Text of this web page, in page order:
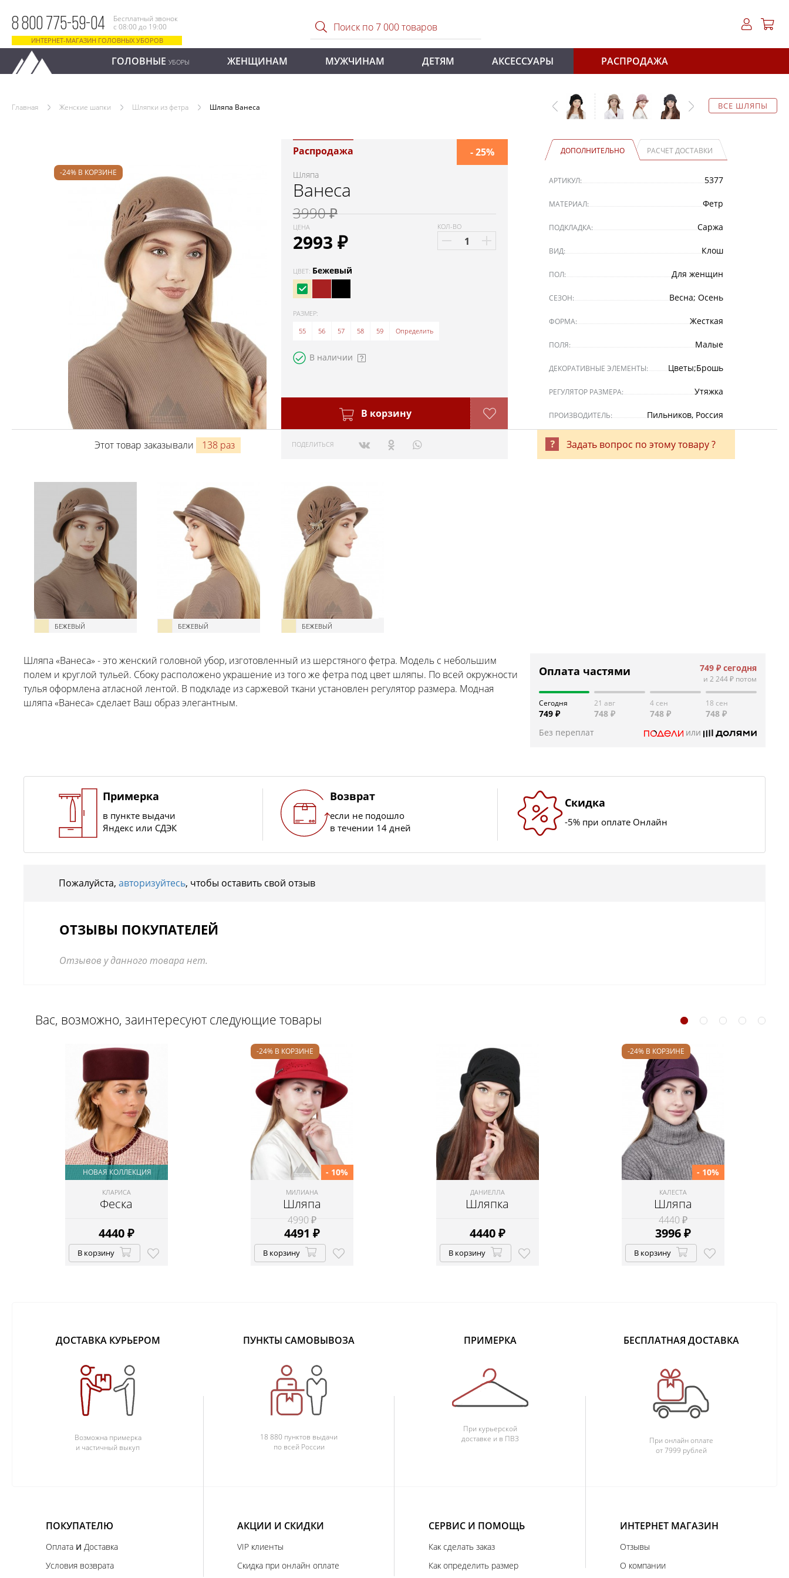
8 800 775-59-04
Бесплатный звонок
с 08:00 до 19:00
ИНТЕРНЕТ-МАГАЗИН ГОЛОВНЫХ УБОРОВ
ГОЛОВНЫЕ УБОРЫ ЖЕНЩИНАМ МУЖЧИНАМ ДЕТЯМ АКСЕССУАРЫ РАСПРОДАЖА
ВСЕ ШЛЯПЫ
Главная Женские шапки Шляпки из фетра Шляпа Ванеса
-24% В КОРЗИНЕ
Распродажа
Шляпа
Ванеса
3990 ₽
ЦЕНА
2993 ₽
- 25%
КОЛ-ВО
ЦВЕТ: Бежевый
РАЗМЕР:
55
56 57 58 59 Определить
В наличии
В корзину
ПОДЕЛИТЬСЯ
ДОПОЛНИТЕЛЬНО РАСЧЕТ ДОСТАВКИ
АРТИКУЛ: 5377
МАТЕРИАЛ: Фетр
ПОДКЛАДКА: Саржа
ВИД: Клош
ПОЛ: Для женщин
СЕЗОН: Весна; Осень
ФОРМА: Жесткая
ПОЛЯ: Малые
ДЕКОРАТИВНЫЕ ЭЛЕМЕНТЫ: Цветы;Брошь
РЕГУЛЯТОР РАЗМЕРА: Утяжка
ПРОИЗВОДИТЕЛЬ: Пильников, Россия
Этот товар заказывали 138 раз Задать вопрос по этому товару ?
БЕЖЕВЫЙ БЕЖЕВЫЙ БЕЖЕВЫЙ
Шляпа «Ванеса» - это женский головной убор, изготовленный из шерстяного фетра. Модель с небольшим
полем и круглой тульей. Сбоку расположено украшение из того же фетра под цвет шляпы. По всей окружности
тулья оформлена атласной лентой. В подкладе из саржевой ткани установлен регулятор размера. Модная
шляпа «Ванеса» сделает Ваш образ элегантным.
Оплата частями 749 ₽сегодня
и 2 244 ₽потом
Сегодня
749 ₽
21 авг
748 ₽
4 сен
748 ₽
18 сен
748 ₽
Без переплат
или
Примерка
в пункте выдачи
Яндекс или СДЭК
Возврат
если не подошло
в течении 14 дней
Скидка
-5% при оплате Онлайн
Пожалуйста, авторизуйтесь, чтобы оставить свой отзыв
ОТЗЫВЫ ПОКУПАТЕЛЕЙ
Отзывов у данного товара нет.
Вас, возможно, заинтересуют следующие товары
НОВАЯ КОЛЛЕКЦИЯ
КЛАРИСА
Феска
4440₽
В корзину
-24% В КОРЗИНЕ
МИЛИАНА
Шляпа
4990 ₽
4491 ₽
- 10%
В корзину
ДАНИЕЛЛА
Шляпка
4440₽
В корзину
-24% В КОРЗИНЕ
КАЛЕСТА
Шляпа
4440 ₽
3996₽
- 10%
В корзину
ДОСТАВКА КУРЬЕРОМ
Возможна примерка
и частичный выкуп
ПУНКТЫ САМОВЫВОЗА
18 880 пунктов выдачи
по всей России
ПРИМЕРКА
При курьерской
доставке и в ПВЗ
БЕСПЛАТНАЯ ДОСТАВКА
При онлайн оплате
от 7999 рублей
ПОКУПАТЕЛЮ
Оплата и Доставка
Условия возврата
АКЦИИ И СКИДКИ
VIP клиенты
Скидка при онлайн оплате
СЕРВИС И ПОМОЩЬ
Как сделать заказ
Как определить размер
ИНТЕРНЕТ МАГАЗИН
Отзывы
О компании